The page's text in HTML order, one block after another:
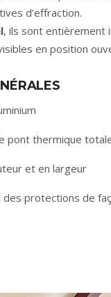
d’effraction.
, ils sont entièrement
en position
pont thermique
et en largeur
des protections de